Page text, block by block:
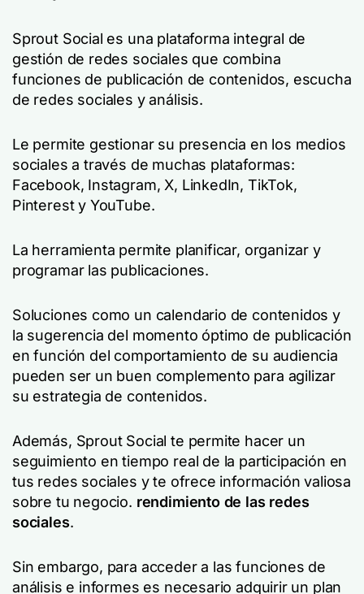
Sprout Social es una plataforma integral de
gestión de redes sociales que combina
funciones de publicación de contenidos, escucha
de redes sociales y análisis.
Le permite gestionar su presencia en los medios
sociales a través de muchas plataformas:
Facebook, Instagram, X, LinkedIn, TikTok,
Pinterest y YouTube.
La herramienta permite planificar, organizar y
programar las publicaciones.
Soluciones como un calendario de contenidos y
la sugerencia del momento óptimo de publicación
en función del comportamiento de su audiencia
pueden ser un buen complemento para agilizar
su estrategia de contenidos.
Además, Sprout Social te permite hacer un
seguimiento en tiempo real de la participación en
tus redes sociales y te ofrece información valiosa
sobre tu negocio. rendimiento de las redes
sociales.
Sin embargo, para acceder a las funciones de
análisis e informes es necesario adquirir un plan